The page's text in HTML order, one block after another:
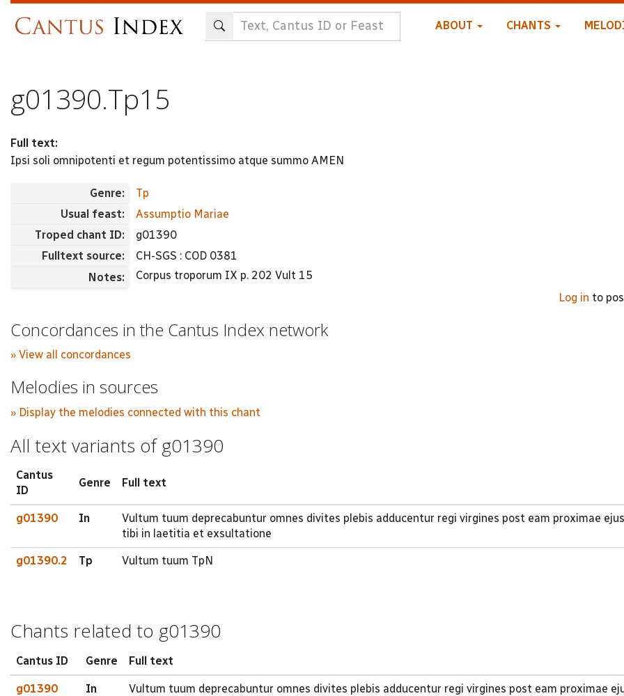
ABOUT CHANTS
g01390.Tp15
Full text:
Ipsi soli omnipotenti et regum potentissimo atque summo AMEN
Genre:
Tp
Usual feast:
Assumptio Mariae
Troped chant ID:
g01390
Fulltext source:
CH-SGS : COD 0381
Notes:
Corpus troporum IX p. 202 Vult 15
Log in to
Concordances in the Cantus Index network
» View all concordances
Melodies in sources
» Display the melodies connected with this chant
All text variants of g01390
Cantus
ID
Genre Full text
g01390 In
Vultum tuum deprecabuntur omnes divites plebis adducentur regi virgines post eam proximae
tibi in laetitia et exsultatione
g01390.2 Tp Vultum tuum TpN
Chants related to g01390
Cantus ID Genre Full text
g01390 In
Vultum tuum deprecabuntur omnes divites plebis adducentur regi virgines post eam proximae